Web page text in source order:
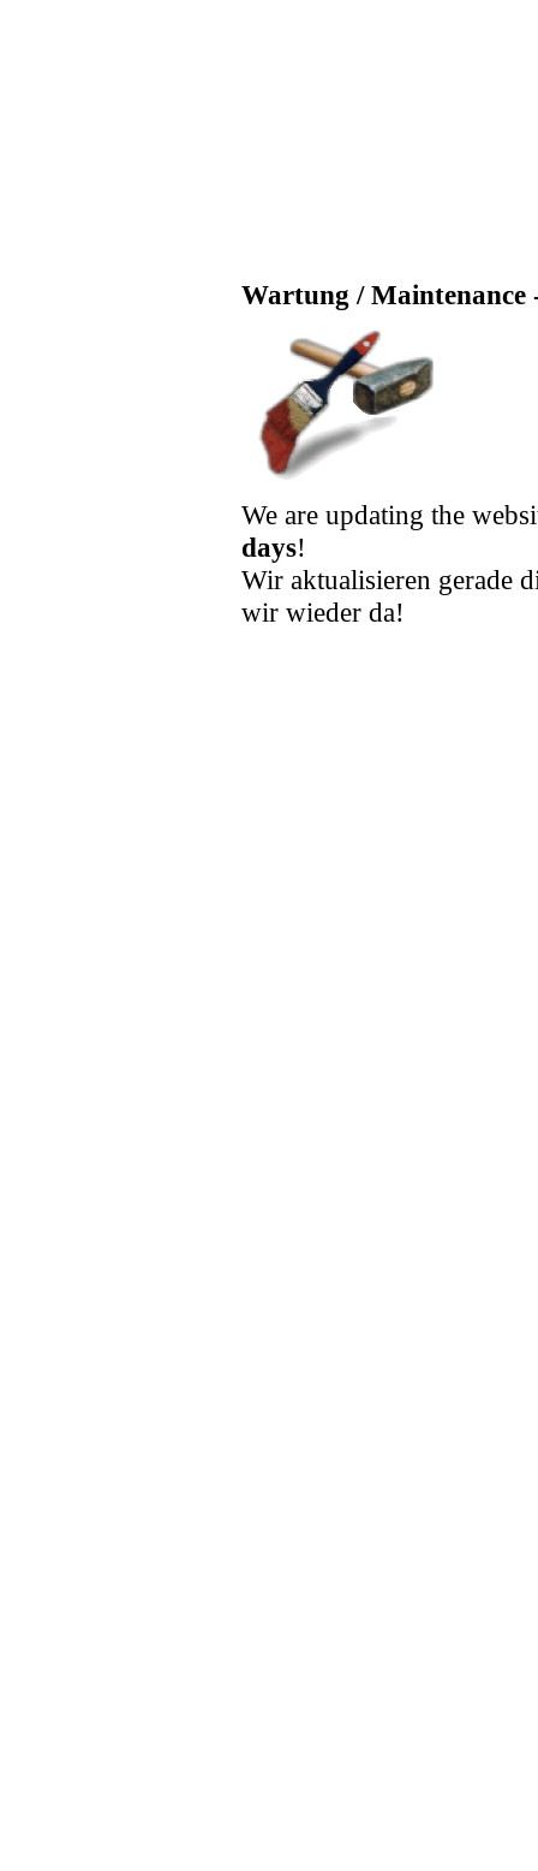
Wartung / Maintenance
We are updating the
days!
Wir aktualisieren gerade
wir wieder da!